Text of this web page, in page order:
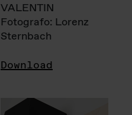
VALENTIN
Fotografo: Lorenz
Sternbach
Download